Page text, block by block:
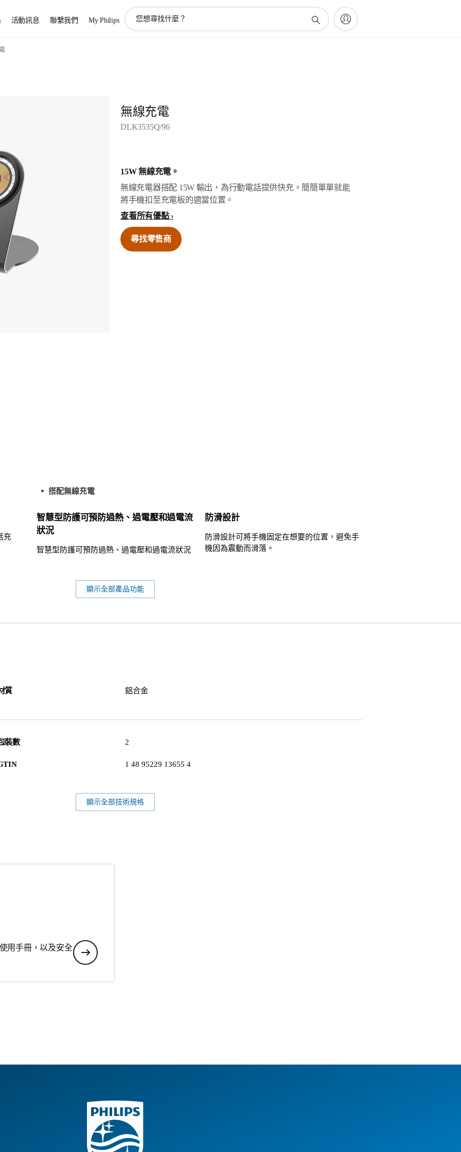
活動訊息 聯繫我們 My Philips
無線充電
DLK3535Q/96
15W 無線充電。
無線充電器搭配 15W 輸出，為行動電話提供快充。簡簡單單就能
將手機扣至充電板的適當位置。
查看所有優點
尋找零售商
搭配無線充電
充
智慧型防護可預防過熱、過電壓和過電流
狀況
智慧型防護可預防過熱、過電壓和過電流狀況
防滑設計
防滑設計可將手機固定在想要的位置，避免手
機因為震動而滑落。
顯示全部產品功能
質 鋁合金
裝數 2
1 48 95229 13655 4
顯示全部技術規格
用手冊，以及安全